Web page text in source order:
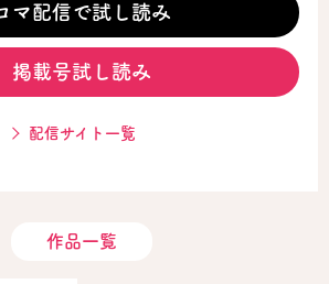
マ配信で試し読み
掲載号試し読み
配信サイト一覧
作品一覧